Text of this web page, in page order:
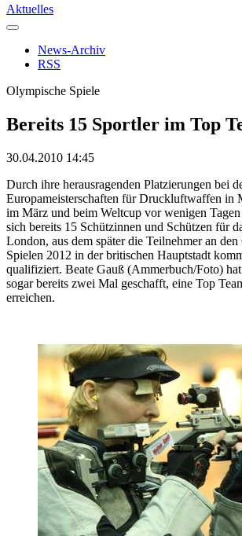
Aktuelles
News-Archiv
RSS
Olympische Spiele
Bereits 15 Sportler im Top
30.04.2010 14:45
Durch ihre herausragenden Platzierungen bei
Europameisterschaften für Druckluftwaffen in
im März und beim Weltcup vor wenigen
sich bereits 15 Schützinnen und Schützen für
London, aus dem später die Teilnehmer an
Spielen 2012 in der britischen Hauptstadt
qualifiziert. Beate Gauß (Ammerbuch/Foto) hat
sogar bereits zwei Mal geschafft, eine Top
erreichen.